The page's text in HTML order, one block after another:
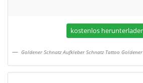
kostenlos
Goldener Schnatz Aufkleber Schnatz Tattoo